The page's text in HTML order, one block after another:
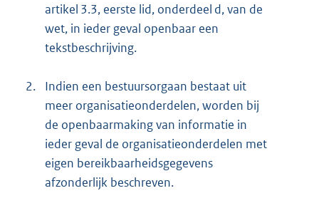
artikel 3.3, eerste lid, onderdeel d, van de
wet, in ieder geval openbaar een
tekstbeschrijving.
2.
Indien een bestuursorgaan bestaat uit
meer organisatieonderdelen, worden bij
de openbaarmaking van informatie in
ieder geval de organisatieonderdelen met
eigen bereikbaarheidsgegevens
afzonderlijk beschreven.